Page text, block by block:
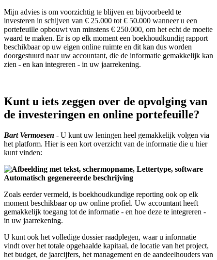
Mijn advies is om voorzichtig te blijven en bijvoorbeeld te
investeren in schijven van € 25.000 tot € 50.000 wanneer u een
portefeuille opbouwt van minstens € 250.000, om het echt de moeite
waard te maken. Er is op elk moment een boekhoudkundig rapport
beschikbaar op uw eigen online ruimte en dit kan dus worden
doorgestuurd naar uw accountant, die de informatie gemakkelijk kan
zien - en kan integreren - in uw jaarrekening.
Kunt u iets zeggen over de opvolging van
de investeringen en online portefeuille?
Bart Vermoesen - U kunt uw leningen heel gemakkelijk volgen via
het platform. Hier is een kort overzicht van de informatie die u hier
kunt vinden:
Zoals eerder vermeld, is boekhoudkundige reporting ook op elk
moment beschikbaar op uw online profiel. Uw accountant heeft
gemakkelijk toegang tot de informatie - en hoe deze te integreren -
in uw jaarrekening.
U kunt ook het volledige dossier raadplegen, waar u informatie
vindt over het totale opgehaalde kapitaal, de locatie van het project,
het budget, de jaarcijfers, het management en de aandeelhouders van